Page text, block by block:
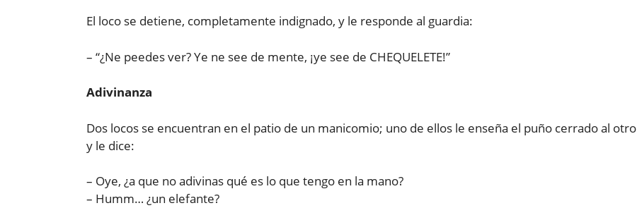
El loco se detiene, completamente indignado, y le responde al guardia:
– “¿Ne peedes ver? Ye ne see de mente, ¡ye see de CHEQUELETE!”
Adivinanza
Dos locos se encuentran en el patio de un manicomio; uno de ellos le enseña el puño cerrado al otro
y le dice:
– Oye, ¿a que no adivinas qué es lo que tengo en la mano?
– Humm… ¿un elefante?